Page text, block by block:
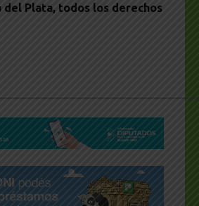
del Plata, todos los derechos